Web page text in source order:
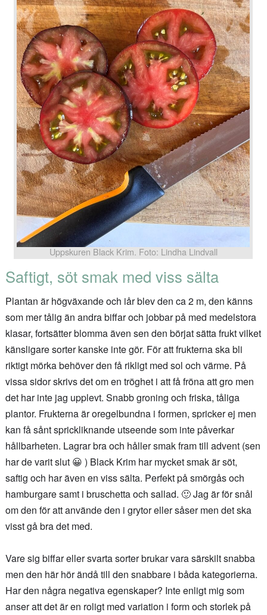
Uppskuren Black Krim. Foto: Lindha Lindvall
Saftigt, söt smak med viss sälta
Plantan är högväxande och iår blev den ca 2 m, den känns
som mer tålig än andra biffar och jobbar på med medelstora
klasar, fortsätter blomma även sen den börjat sätta frukt vilket
känsligare sorter kanske inte gör. För att frukterna ska bli
riktigt mörka behöver den få rikligt med sol och värme. På
vissa sidor skrivs det om en tröghet i att få fröna att gro men
det har inte jag upplevt. Snabb groning och friska, tåliga
plantor. Frukterna är oregelbundna i formen, spricker ej men
kan få sånt sprickliknande utseende som inte påverkar
hållbarheten. Lagrar bra och håller smak fram till advent (sen
har de varit slut 😀 ) Black Krim har mycket smak är söt,
saftig och har även en viss sälta. Perfekt på smörgås och
hamburgare samt i bruschetta och sallad. 🙂 Jag är för snål
om den för att använde den i grytor eller såser men det ska
visst gå bra det med.
Vare sig biffar eller svarta sorter brukar vara särskilt snabba
men den här hör ändå till den snabbare i båda kategorierna.
Har den några negativa egenskaper? Inte enligt mig som
anser att det är en roligt med variation i form och storlek på